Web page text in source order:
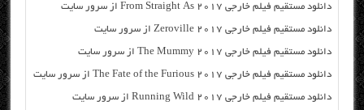
دانلود مستقیم فیلم خارجی From Straight As 2017 از سرور سایت
دانلود مستقیم فیلم خارجی Zeroville 2017 از سرور سایت
دانلود مستقیم فیلم خارجی The Mummy 2017 از سرور سایت
دانلود مستقیم فیلم خارجی The Fate of the Furious 2017 از سرور سایت
دانلود مستقیم فیلم خارجی Running Wild 2017 از سرور سایت